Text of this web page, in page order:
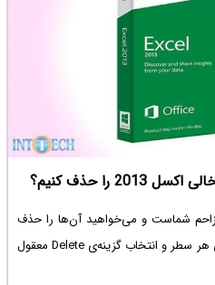
را حذف کنیم؟
شماست و می‌خواهید آن‌ها را حذف
کنید واضح است که راست کلیک روی هر سطر و انتخاب گزینه‌ی Delete معقول